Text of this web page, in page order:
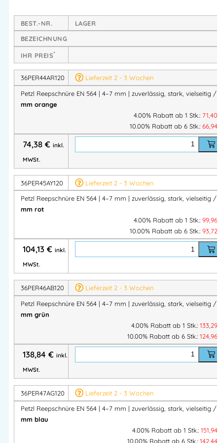
Deine Vorteile auf einen Blick
Zuverlässig im Einsatz
Halbstatische Reepschnüre fürRettung &
Lastenhandling
Ideal zumFühren von verletzten Personen
Geeignet für
Strapazierfähiges Polyamid
Hohe Abriebfestigkeit
Für den professionellen Dauereinsatz ausgelegt
Flexibel einsetzbar
Vier Durchmesser für unterschiedliche Anforderungen
– ideal für Werkstatt,
Fahrzeug oder Einsatzlager
Verfügbare Durchmesser
4 mm– leicht & flexibel
5 mm– vielseitig einsetzbar
6 mm
Führungsaufgaben
Technische Daten
Material:Polyamid
Konstruktion:halbstatisch
Rollenlänge:
4 / 5 / 6 / 7 mm
BEST.-NR.
LAGER
BEZEICHNUNG
IHR PREIS*
36PER44AR120
Lieferzeit 2 - 3 Wochen
Petzl Reepschnüre EN 564 | 4–7 mm | zuverlässig, stark, vielseitig /
mm orange
4.00% Rabatt ab 1 Stk.: 71,40
10.00% Rabatt ab 6 Stk.: 66,94
74,38 € inkl.
MWSt.
36PER45AY120
Lieferzeit 2 - 3 Wochen
Petzl Reepschnüre EN 564 | 4–7 mm | zuverlässig, stark, vielseitig /
mm rot
4.00% Rabatt ab 1 Stk.: 99,96
10.00% Rabatt ab 6 Stk.: 93,72
104,13 € inkl.
MWSt.
36PER46AB120
Lieferzeit 2 - 3 Wochen
Petzl Reepschnüre EN 564 | 4–7 mm | zuverlässig, stark, vielseitig /
mm grün
4.00% Rabatt ab 1 Stk.: 133,29
10.00% Rabatt ab 6 Stk.: 124,96
138,84 € inkl.
MWSt.
36PER47AG120
Lieferzeit 2 - 3 Wochen
Petzl Reepschnüre EN 564 | 4–7 mm | zuverlässig, stark, vielseitig /
mm blau
4.00% Rabatt ab 1 Stk.: 151,94
10.00% Rabatt ab 6 Stk.: 142,44